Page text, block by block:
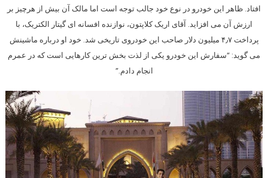
افتاد. ظاهر این خودرو در نوع خود جالب توجه است اما مالک آن بیش از هرچیز بر
ارزش آن می افزاید. آقای اریک کلاپتون، نوازنده افسانه ای گیتار الکتریک، با
پرداخت ۴٫۷ میلیون دلار صاحب این خودروی تاریخی شد. خود او درباره ماشینش
می گوید: “سفارش این خودرو یکی از لذت بخش ترین کارهایی است که در عمرم
انجام دادم.”